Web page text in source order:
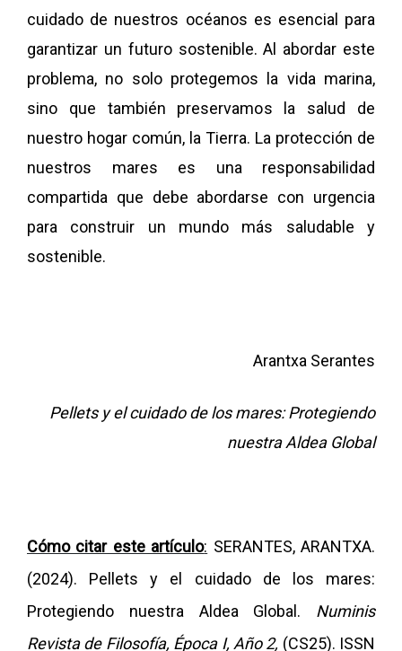
cuidado de nuestros océanos es esencial para
garantizar un futuro sostenible. Al abordar este
problema, no solo protegemos la vida marina,
sino que también preservamos la salud de
nuestro hogar común, la Tierra. La protección de
nuestros mares es una responsabilidad
compartida que debe abordarse con urgencia
para construir un mundo más saludable y
sostenible.
Arantxa Serantes
Pellets y el cuidado de los mares: Protegiendo
nuestra Aldea Global
Cómo citar este artículo: SERANTES, ARANTXA.
(2024). Pellets y el cuidado de los mares:
Protegiendo nuestra Aldea Global . Numinis
Revista de Filosofía, Época I, Año 2, (CS25). ISSN